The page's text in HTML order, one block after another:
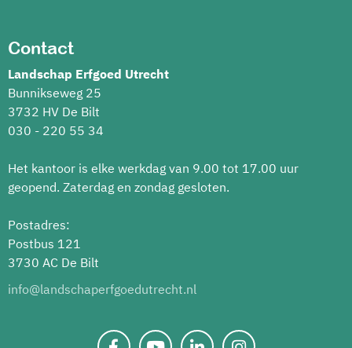
Contact
Landschap Erfgoed Utrecht
Bunnikseweg 25
3732 HV De Bilt
030 - 220 55 34
Het kantoor is elke werkdag van 9.00 tot 17.00 uur
geopend. Zaterdag en zondag gesloten.
Postadres:
Postbus 121
3730 AC De Bilt
info@landschaperfgoedutrecht.nl